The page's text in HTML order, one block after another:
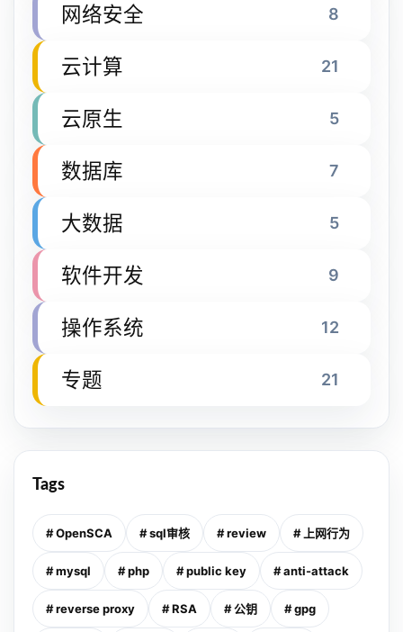
网络安全 8
云计算 21
云原生 5
数据库 7
大数据 5
软件开发 9
操作系统 12
专题 21
Tags
# OpenSCA # sql审核 # review # 上网行为
# mysql # php # public key # anti-attack
# reverse proxy # RSA # 公钥 # gpg